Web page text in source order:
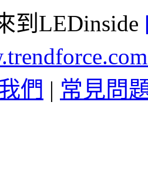
到LEDinside
們 | 常見問